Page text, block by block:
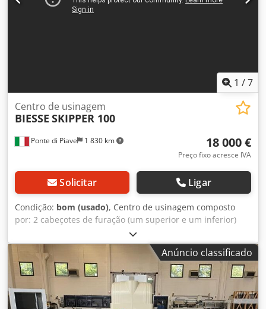
funcional. Sistema automático de lubrificação centralizada
e capotas de extração. Completo com barreiras de
1 /7
Ponte di Piave 1 830 km
Centro de usinagem
BIESSE SKIPPER 100
18 000 €
Preço fixo acresce IVA
Solicitar Ligar
Condição: bom (usado), Centro de usinagem composto
por: 2 cabeçotes de furação (um superior e um inferior)
para furações verticais e horizontais, 1 conjunto fresador
superior e 1 inferior, 1 conjunto de serra superior e 1
inferior. COMPOSIÇÃO PADRÃO. Csdpfx Asy E Ir Eshlsrf
Anúncio classificado